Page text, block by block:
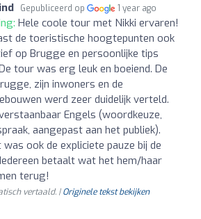
Gepubliceerd op 1 year ago
Hele coole tour met Nikki ervaren!
de toeristische hoogtepunten ook
op Brugge en persoonlijke tips
tour was erg leuk en boeiend. De
zijn inwoners en de
werd zeer duidelijk verteld.
Engels (woordkeuze,
aangepast aan het publiek).
ook de expliciete pauze bij de
betaalt wat het hem/haar
terug!
vertaald. |Originele tekst bekijken